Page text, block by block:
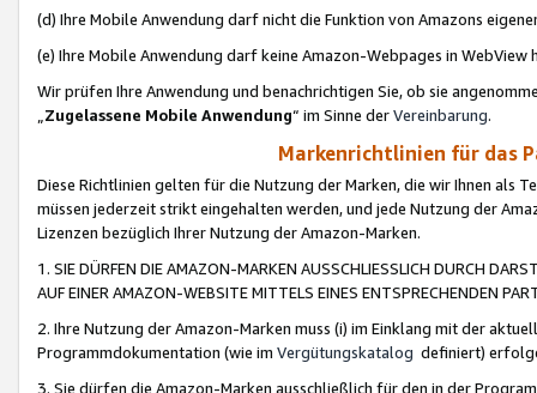
(d) Ihre Mobile Anwendung darf nicht die Funktion von Amazons
(e) Ihre Mobile Anwendung darf keine Amazon-Webpages in WebView
Wir prüfen Ihre Anwendung und benachrichtigen Sie, ob sie
„Zugelassene Mobile Anwendung“ im Sinne derVereinbarung.
Markenrichtlinien für das
Diese Richtlinien gelten für die Nutzung der Marken, die wir Ihnen als
müssen jederzeit strikt eingehalten werden, und jede Nutzung der
Lizenzen bezüglich Ihrer Nutzung der Amazon-Marken.
1. SIE DÜRFEN DIE AMAZON-MARKEN AUSSCHLIESSLICH DURCH
AUF EINER AMAZON-WEBSITE MITTELS EINES ENTSPRECHENDEN
2. Ihre Nutzung der Amazon-Marken muss (i) im Einklang mit der
Programmdokumentation (wie im Vergütungskatalog definiert)
3. Sie dürfen die Amazon-Marken ausschließlich für den in der